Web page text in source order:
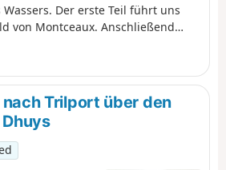
Der erste Teil führt uns
von Montceaux. Anschließend
hinaufsteigen. Der letzte Teil
de l'Ourcq und führt uns zum
und Ourcq.
Trilport über den